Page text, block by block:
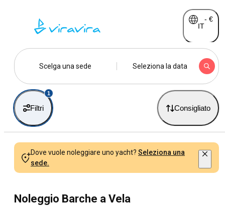
IT
- €
Scelga una sede Seleziona la data
Filtri
1
Consigliato
Dove vuole noleggiare uno yacht? Seleziona una
sede.
Noleggio Barche a Vela